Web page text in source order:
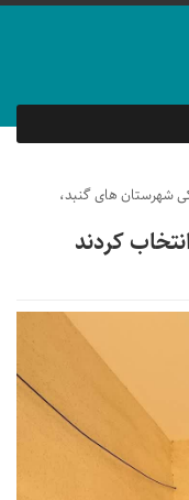
شهرستان های گنبد،
کردند